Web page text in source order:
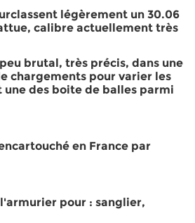
légèrement un 30.06
calibre actuellement très
brutal, très précis, dans une
chargements pour varier les
une des boite de balles parmi
en France par
pour : sanglier,